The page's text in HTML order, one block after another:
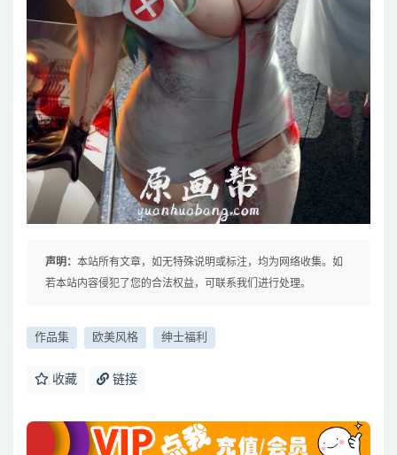
声明： 本站所有文章，如无特殊说明或标注，均为网络收集。如
若本站内容侵犯了您的合法权益，可联系我们进行处理。
作品集 欧美风格 绅士福利
收藏 链接